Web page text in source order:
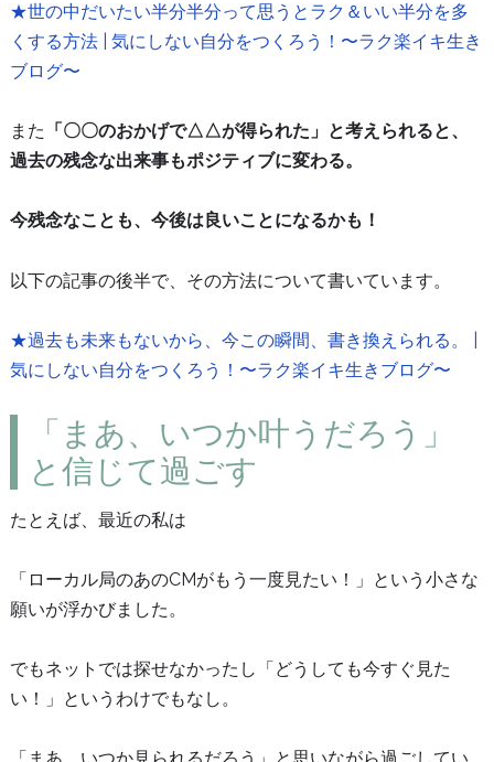
★世の中だいたい半分半分って思うとラク＆いい半分を多
くする方法 | 気にしない自分をつくろう！〜ラク楽イキ生き
ブログ〜
また 「〇〇のおかげで△△が得られた」と考えられると、
過去の残念な出来事もポジティブに変わる。
今残念なことも、今後は良いことになるかも！
以下の記事の後半で、その方法について書いています。
★過去も未来もないから、今この瞬間、書き換えられる。 |
気にしない自分をつくろう！〜ラク楽イキ生きブログ〜
「まあ、いつか叶うだろう」
と信じて過ごす
たとえば、最近の私は
「ローカル局のあのCMがもう一度見たい！」という小さな
願いが浮かびました。
でもネットでは探せなかったし「どうしても今すぐ見た
い！」というわけでもなし。